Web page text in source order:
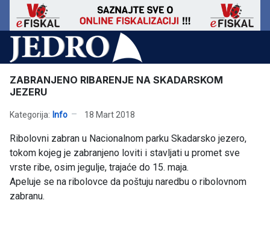
ZABRANJENO RIBARENJE NA SKADARSKOM
JEZERU
Kategorija: Info 18 Mart 2018
Ribolovni zabran u Nacionalnom parku Skadarsko jezero,
tokom kojeg je zabranjeno loviti i stavljati u promet sve
vrste ribe, osim jegulje, trajaće do 15. maja.
Apeluje se na ribolovce da poštuju naredbu o ribolovnom
zabranu.